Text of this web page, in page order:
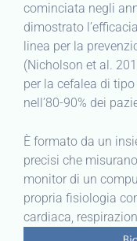
cominciata negli
dimostrato
linea per la
(Nicholson et al.
per la cefalea di
nell’80-90% dei
È formato da un
precisi che
monitor di un
propria fisiologia
cardiaca,